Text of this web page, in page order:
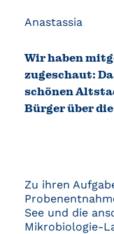
Anastassia
Wir haben
zugeschaut:
schönen
Bürger über
Zu ihren
See und die
Mikrobiologie-